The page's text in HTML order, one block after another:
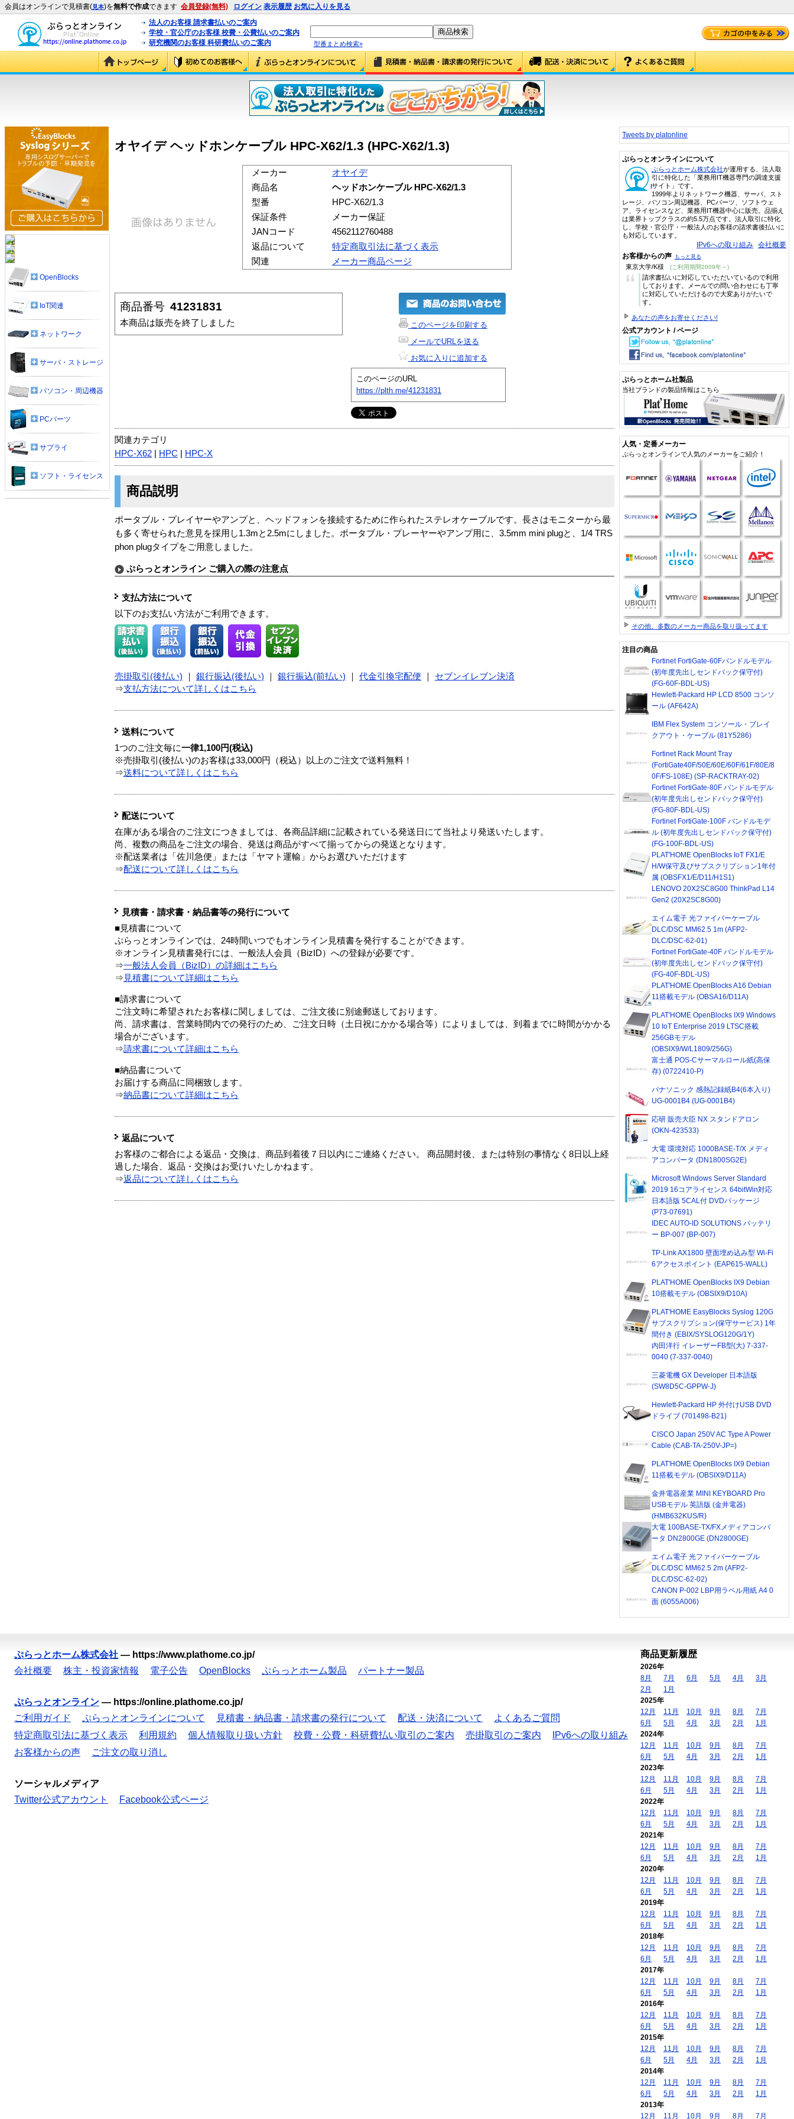
会員はオンラインで見積書(見本)を無料で作成できます 会員登録(無料) ログイン 表示履歴 お気に入りを見る
法人のお客様 請求書払いのご案内
学校・官公庁のお客様 校費・公費払いのご案内
研究機関のお客様 科研費払いのご案内
型番まとめ検索»
オヤイデ ヘッドホンケーブル HPC-X62/1.3 (HPC-X62/1.3)
メーカー
オヤイデ
商品名
ヘッドホンケーブル HPC-X62/1.3
型番
HPC-X62/1.3
保証条件
メーカー保証
JANコード
4562112760488
返品について
特定商取引法に基づく表示
関連
メーカー商品ページ
商品番号 41231831
本商品は販売を終了しました
このページを印刷する
メールでURLを送る
お気に入りに追加する
このページのURL
https://plth.me/41231831
関連カテゴリ
HPC-X62
HPC HPC-X
商品説明
ポータブル・プレイヤーやアンプと、ヘッドフォンを接続するために作られたステレオケーブルです。長さはモニターから最
も多く寄せられた意見を採用し1.3mと2.5mにしました。ポータブル・プレーヤーやアンプ用に、3.5mm mini plugと、1/4 TRS
phon plugタイプをご用意しました。
ぷらっとオンライン ご購入の際の注意点
支払方法について
以下のお支払い方法がご利用できます。
売掛取引(後払い) 銀行振込(後払い) 銀行振込(前払い) 代金引換宅配便
セブンイレブン決済
⇒支払方法について詳しくはこちら
送料について
1つのご注文毎に一律1,100円(税込)
※売掛取引(後払い)のお客様は33,000円（税込）以上のご注文で送料無料！
⇒送料について詳しくはこちら
配送について
在庫がある場合のご注文につきましては、各商品詳細に記載されている発送日にて当社より発送いたします。
尚、複数の商品をご注文の場合、発送は商品がすべて揃ってからの発送となります。
※配送業者は「佐川急便」または「ヤマト運輸」からお選びいただけます
⇒配送について詳しくはこちら
見積書・請求書・納品書等の発行について
■見積書について
ぷらっとオンラインでは、24時間いつでもオンライン見積書を発行することができます。
※オンライン見積書発行には、一般法人会員（BizID）への登録が必要です。
⇒一般法人会員（BizID）の詳細はこちら
⇒ 見積書について詳細はこちら
■請求書について
ご注文時に希望されたお客様に関しましては、ご注文後に別途郵送しております。
尚、請求書は、営業時間内での発行のため、ご注文日時（土日祝にかかる場合等）によりましては、到着までに時間がかかる
場合がございます。
⇒請求書について詳細はこちら
■納品書について
お届けする商品に同梱致します。
⇒納品書について詳細はこちら
返品について
お客様のご都合による返品・交換は、商品到着後７日以内にご連絡ください。 商品開封後、または特別の事情なく8日以上経
過した場合、返品・交換はお受けいたしかねます。
⇒返品について詳しくはこちら
OpenBlocks
IoT関連
ネットワーク
サーバ・ストレージ
パソコン・周辺機器
PCパーツ
サプライ
ソフト・ライセンス
Tweets by platonline
ぷらっとオンラインについて
ぷらっとホーム株式会社が運用する、法人取
引に特化した「業務用IT機器専門の調達支援
サイト」です。
1999年よりネットワーク機器、サーバ、スト
レージ、パソコン周辺機器、PCパーツ、ソフトウェ
ア、ライセンスなど、業務用IT機器中心に販売。品揃え
は業界トップクラスの約5.5万点です。法人取引に特化
し、学校・官公庁・一般法人のお客様の請求書後払いに
も対応しています。
IPv6への取り組み 会社概要
お客様からの声 もっと見る
東京大学/K様 (ご利用期間2009年～)
“
請求書払いに対応していただいているので利用
しております。メールでの問い合わせにも丁寧
に対応していただけるので大変ありがたいで
す。
あなたの声をお寄せください!
公式アカウント / ページ
ぷらっとホーム社製品
当社ブランドの製品情報はこちら
人気・定番メーカー
ぷらっとオンラインで人気のメーカーをご紹介！
その他、多数のメーカー商品を取り扱ってます
注目の商品
Fortinet FortiGate-60Fバンドルモデル
(初年度先出しセンドバック保守付)
(FG-60F-BDL-US)
Hewlett-Packard HP LCD 8500 コンソ
ール (AF642A)
IBM Flex System コンソール・ブレイ
クアウト・ケーブル (81Y5286)
Fortinet Rack Mount Tray
(FortiGate40F/50E/60E/60F/61F/80E/8
0F/FS-108E) (SP-RACKTRAY-02)
Fortinet FortiGate-80F バンドルモデル
(初年度先出しセンドバック保守付)
(FG-80F-BDL-US)
Fortinet FortiGate-100F バンドルモデ
ル (初年度先出しセンドバック保守付)
(FG-100F-BDL-US)
PLAT'HOME OpenBlocks IoT FX1/E
H/W保守及びサブスクリプション1年付
属 (OBSFX1/E/D11/H1S1)
LENOVO 20X2SC8G00 ThinkPad L14
Gen2 (20X2SC8G00)
エイム電子 光ファイバーケーブル
DLC/DSC MM62.5 1m (AFP2-
DLC/DSC-62-01)
Fortinet FortiGate-40F バンドルモデル
(初年度先出しセンドバック保守付)
(FG-40F-BDL-US)
PLAT'HOME OpenBlocks A16 Debian
11搭載モデル (OBSA16/D11A)
PLAT'HOME OpenBlocks IX9 Windows
10 IoT Enterprise 2019 LTSC搭載
256GBモデル
(OBSIX9/W/L1809/256G)
富士通 POS-Cサーマルロール紙(高保
存) (0722410-P)
パナソニック 感熱記録紙B4(6本入り)
UG-0001B4 (UG-0001B4)
応研 販売大臣 NX スタンドアロン
(OKN-423533)
大電 環境対応 1000BASE-T/X メディ
アコンバータ (DN1800SG2E)
Microsoft Windows Server Standard
2019 16コアライセンス 64bitWin対応
日本語版 5CAL付 DVDパッケージ
(P73-07691)
IDEC AUTO-ID SOLUTIONS バッテリ
ー BP-007 (BP-007)
TP-Link AX1800 壁面埋め込み型 Wi-Fi
6アクセスポイント (EAP615-WALL)
PLAT'HOME OpenBlocks IX9 Debian
10搭載モデル (OBSIX9/D10A)
PLAT'HOME EasyBlocks Syslog 120G
サブスクリプション(保守サービス) 1年
間付き (EBIX/SYSLOG120G/1Y)
内田洋行 イレーザーFB型(大) 7-337-
0040 (7-337-0040)
三菱電機 GX Developer 日本語版
(SW8D5C-GPPW-J)
Hewlett-Packard HP 外付けUSB DVD
ドライブ (701498-B21)
CISCO Japan 250V AC Type A Power
Cable (CAB-TA-250V-JP=)
PLAT'HOME OpenBlocks IX9 Debian
11搭載モデル (OBSIX9/D11A)
金井電器産業 MINI KEYBOARD Pro
USBモデル 英語版 (金井電器)
(HMB632KUS/R)
大電 100BASE-TX/FXメディアコンバ
ータ DN2800GE (DN2800GE)
エイム電子 光ファイバーケーブル
DLC/DSC MM62.5 2m (AFP2-
DLC/DSC-62-02)
CANON P-002 LBP用ラベル用紙 A4 0
面 (6055A006)
ぷらっとホーム株式会社 — https://www.plathome.co.jp/
会社概要
株主・投資家情報 電子公告 OpenBlocks ぷらっとホーム製品 パートナー製品
ぷらっとオンライン — https://online.plathome.co.jp/
ご利用ガイド
ぷらっとオンラインについて 見積書・納品書・請求書の発行について 配送・決済について
よくあるご質問
特定商取引法に基づく表示
利用規約 個人情報取り扱い方針 校費・公費・科研費払い取引のご案内 売掛取引のご案内
IPv6への取り組み
お客様からの声
ご注文の取り消し
ソーシャルメディア
Twitter公式アカウント
Facebook公式ページ
商品更新履歴
2026年
8月
7月 6月 5月 4月
3月
2月
1月
2025年
12月
11月 10月 9月 8月
7月
6月
5月 4月 3月 2月
1月
2024年
12月
11月 10月 9月 8月
7月
6月
5月 4月 3月 2月
1月
2023年
12月
11月 10月 9月 8月
7月
6月
5月 4月 3月 2月
1月
2022年
12月
11月 10月 9月 8月
7月
6月
5月 4月 3月 2月
1月
2021年
12月
11月 10月 9月 8月
7月
6月
5月 4月 3月 2月
1月
2020年
12月
11月 10月 9月 8月
7月
6月
5月 4月 3月 2月
1月
2019年
12月
11月 10月 9月 8月
7月
6月
5月 4月 3月 2月
1月
2018年
12月
11月 10月 9月 8月
7月
6月
5月 4月 3月 2月
1月
2017年
12月
11月 10月 9月 8月
7月
6月
5月 4月 3月 2月
1月
2016年
12月
11月 10月 9月 8月
7月
6月
5月 4月 3月 2月
1月
2015年
12月
11月 10月 9月 8月
7月
6月
5月 4月 3月 2月
1月
2014年
12月
11月 10月 9月 8月
7月
6月
5月 4月 3月 2月
1月
2013年
12月
11月 10月 9月 8月 7月